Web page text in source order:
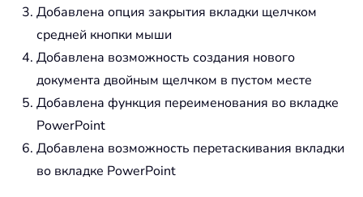
Добавлена опция закрытия вкладки щелчком
средней кнопки мыши
Добавлена возможность создания нового
документа двойным щелчком в пустом месте
Добавлена функция переименования во вкладке
PowerPoint
Добавлена возможность перетаскивания вкладки
во вкладке PowerPoint